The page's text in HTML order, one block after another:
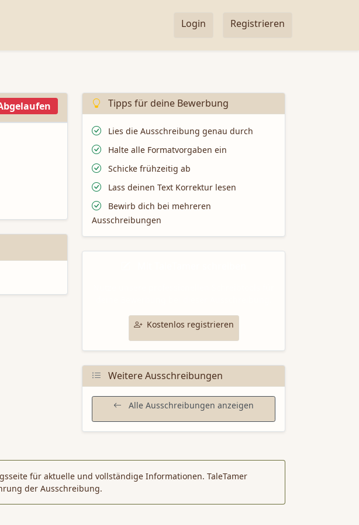
Login Registrieren
Tipps für deine Bewerbung
Lies die Ausschreibung genau durch
Halte alle Formatvorgaben ein
Schicke frühzeitig ab
Lass deinen Text Korrektur lesen
Bewirb dich bei mehreren
Ausschreibungen
Kostenlos registrieren
Weitere Ausschreibungen
Alle Ausschreibungen anzeigen
für aktuelle und vollständige Informationen. TaleTamer
der Ausschreibung.